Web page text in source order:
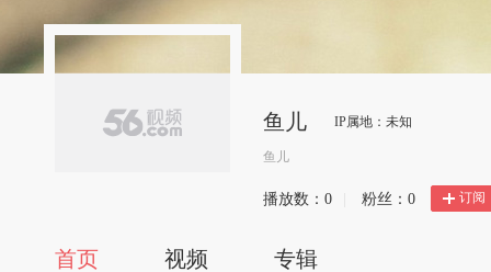
鱼儿 IP属地：未知
鱼儿
播放数： 0 粉丝： 0 订阅
首页 视频 专辑